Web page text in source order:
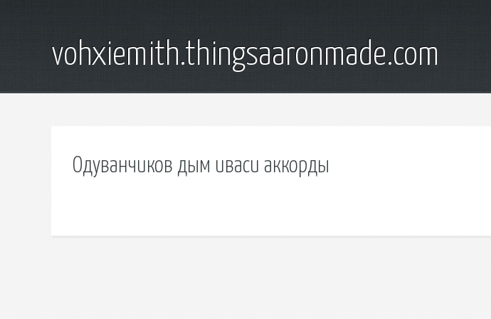
vohxiemith.thingsaaronmade.com
Одуванчиков дым иваси аккорды